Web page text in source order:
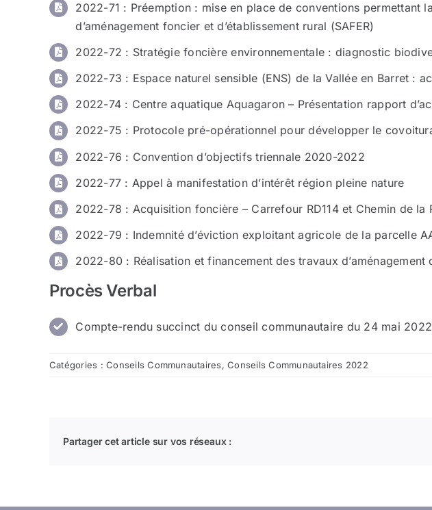
2022-71 : Préemption : mise en place de conventions permettant
d’aménagement foncier et d’établissement rural (SAFER)
2022-72 : Stratégie foncière environnementale : diagnostic
2022-73 : Espace naturel sensible (ENS) de la Vallée en Barret :
2022-74 : Centre aquatique Aquagaron – Présentation rapport
2022-75 : Protocole pré-opérationnel pour développer le
2022-76 : Convention d’objectifs triennale 2020-2022
2022-77 : Appel à manifestation d’intérêt région pleine nature
2022-78 : Acquisition foncière – Carrefour RD114 et Chemin de la
2022-79 : Indemnité d’éviction exploitant agricole de la parcelle
2022-80 : Réalisation et financement des travaux
Procès Verbal
Compte-rendu succinct du conseil communautaire du 24 mai 2022
Catégories :Conseils Communautaires,Conseils Communautaires 2022
Partager cet article sur vos réseaux :